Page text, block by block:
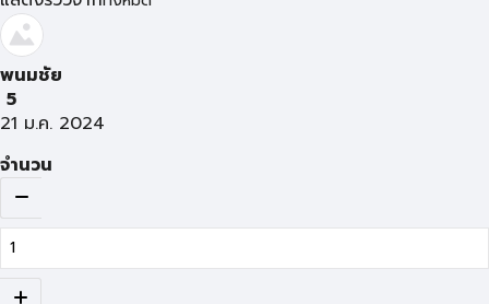
พนมชัย
5
21 ม.ค. 2024
จำนวน